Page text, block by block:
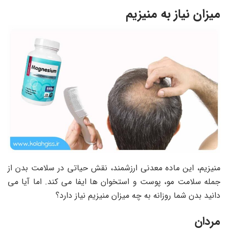
میزان نیاز به منیزیم
منیزیم، این ماده معدنی ارزشمند، نقش حیاتی در سلامت بدن از
جمله سلامت مو، پوست و استخوان ها ایفا می کند. اما آیا می
دانید بدن شما روزانه به چه میزان منیزیم نیاز دارد؟
مردان